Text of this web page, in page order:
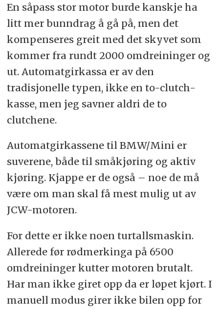
En såpass stor motor burde kanskje ha
litt mer bunndrag å gå på, men det
kompenseres greit med det skyvet som
kommer fra rundt 2000 omdreininger og
ut. Automatgirkassa er av den
tradisjonelle typen, ikke en to-clutch-
kasse, men jeg savner aldri de to
clutchene.
Automatgirkassene til BMW/Mini er
suverene, både til småkjøring og aktiv
kjøring. Kjappe er de også – noe de må
være om man skal få mest mulig ut av
JCW-motoren.
For dette er ikke noen turtallsmaskin.
Allerede før rødmerkinga på 6500
omdreininger kutter motoren brutalt.
Har man ikke giret opp da er løpet kjørt. I
manuell modus girer ikke bilen opp for